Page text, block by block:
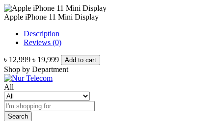
Apple iPhone 11 Mini Display
Description
Reviews (0)
৳ 12,999 ৳ 19,999 Add to cart
Shop by Department
All
Search